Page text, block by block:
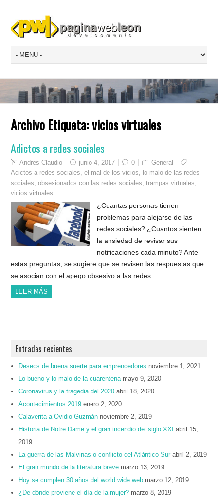
Archivo Etiqueta:vicios virtuales
Adictos a redes sociales
Andres Claudio junio 4, 2017 0
General
Adictos a redes sociales ,el mal de los vicios
lo malo de las redes
sociales ,obsesionados con las redes sociales ,trampas virtuales
vicios virtuales
¿Cuantas personas tienen
problemas para alejarse de las
redes sociales? ¿Cuantos sienten
la ansiedad de revisar sus
notificaciones cada minuto? Ante
estas preguntas, se sugiere que se revisen las respuestas que
se asocian con el apego obsesivo a las redes…
LEER MÁS
Entradas recientes
Deseos de buena suerte para emprendedores noviembre 1, 2021
Lo bueno y lo malo de la cuarentena mayo 9, 2020
Coronavirus y la tragedia del 2020 abril 18, 2020
Acontecimientos 2019 enero 2, 2020
Calaverita a Ovidio Guzmán noviembre 2, 2019
Historia de Notre Dame y el gran incendio del siglo XXI
abril 15,
2019
La guerra de las Malvinas o conflicto del Atlántico Sur abril 2, 2019
El gran mundo de la literatura breve marzo 13, 2019
Hoy se cumplen 30 años del world wide web marzo 12, 2019
¿De dónde proviene el día de la mujer? marzo 8, 2019